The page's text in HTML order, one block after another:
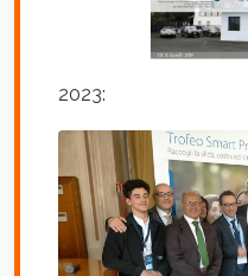
2023: